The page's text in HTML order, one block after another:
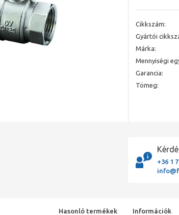
Cikkszám:
Gyártói
Márka:
Mennyiségi
Garancia:
Tömeg:
+36 1
Hasonló termékek Információk